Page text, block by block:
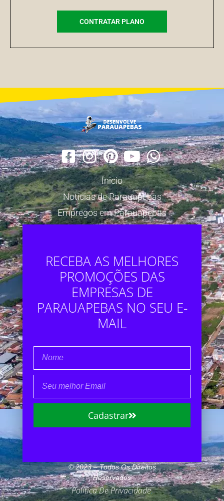
CONTRATAR PLANO
Ínicio
Notícias de Parauapebas
Empregos em Parauapebas
RECEBA AS MELHORES
PROMOÇÕES DAS
EMPRESAS DE
PARAUAPEBAS NO SEU E-
MAIL
Cadastrar
© 2023 – Todos Os Direitos
Reservados
Política De Privacidade.